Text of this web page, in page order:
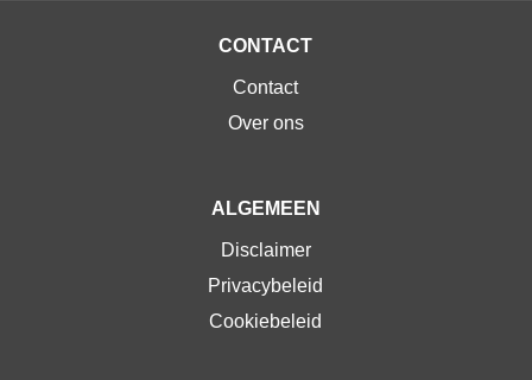
CONTACT
Contact
Over ons
ALGEMEEN
Disclaimer
Privacybeleid
Cookiebeleid